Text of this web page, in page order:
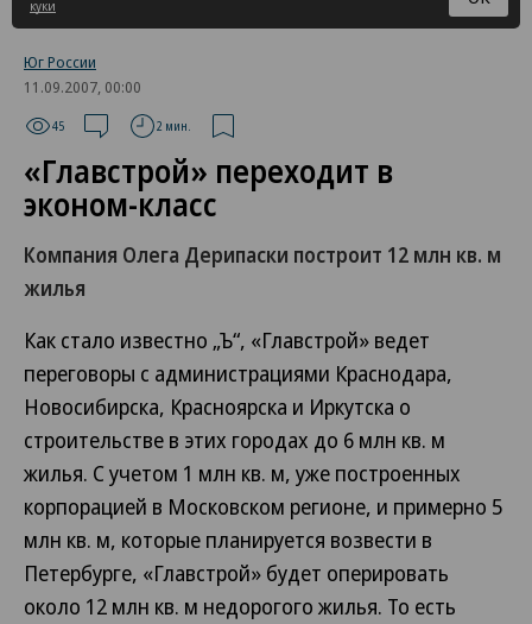
куки
Юг России
11.09.2007, 00:00
45 2 мин.
«Главстрой» переходит в
эконом-класс
Компания Олега Дерипаски построит 12 млн кв. м
жилья
Как стало известно „Ъ“, «Главстрой» ведет
переговоры с администрациями Краснодара,
Новосибирска, Красноярска и Иркутска о
строительстве в этих городах до 6 млн кв. м
жилья. С учетом 1 млн кв. м, уже построенных
корпорацией в Московском регионе, и примерно 5
млн кв. м, которые планируется возвести в
Петербурге, «Главстрой» будет оперировать
около 12 млн кв. м недорогого жилья. То есть